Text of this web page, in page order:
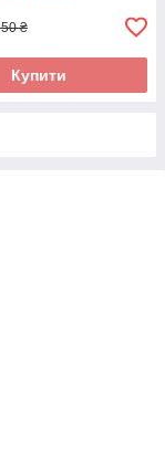
₴
Купити